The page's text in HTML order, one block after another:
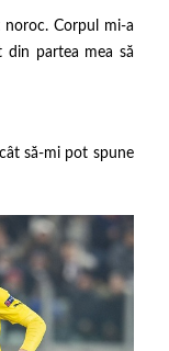
Corpul mi-a
partea mea să
să-mi pot spune